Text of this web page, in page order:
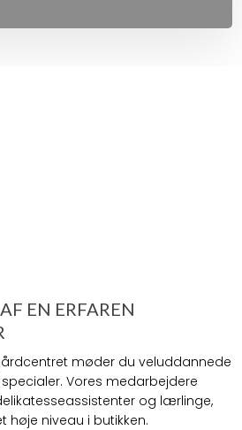
EN ERFAREN
møder du veluddannede
Vores medarbejdere
og lærlinge,
høje niveau i butikken.